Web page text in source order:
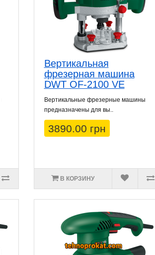
Вертикальная
фрезерная машина
DWT OF-2100 VE
Вертикальные фрезерные машины
предназначены для вы..
3890.00 грн
В КОРЗИНУ